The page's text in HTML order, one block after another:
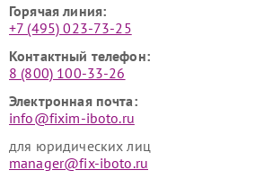
Горячая линия:
+7 (495) 023-73-25
Контактный телефон:
8 (800) 100-33-26
Электронная почта:
info@fixim-iboto.ru
для юридических лиц
manager@fix-iboto.ru